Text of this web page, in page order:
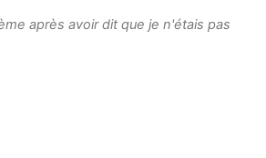
après avoir dit que je n'étais pas